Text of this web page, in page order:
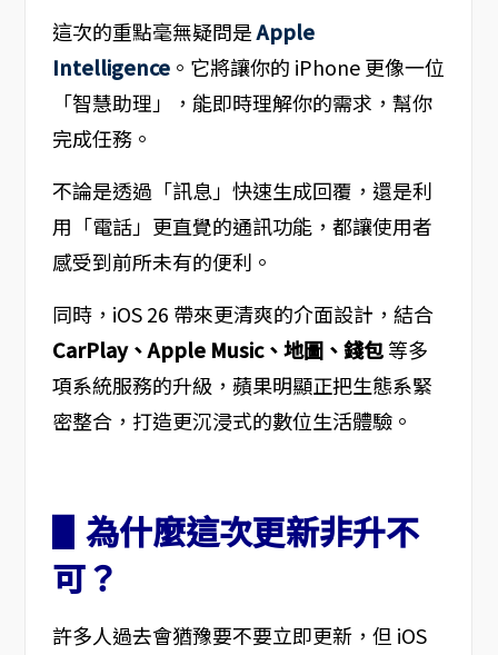
這次的重點毫無疑問是Apple
Intelligence。它將讓你的 iPhone 更像一位
「智慧助理」，能即時理解你的需求，幫你
完成任務。
不論是透過「訊息」快速生成回覆，還是利
用「電話」更直覺的通訊功能，都讓使用者
感受到前所未有的便利。
同時，iOS 26 帶來更清爽的介面設計，結合
CarPlay、Apple Music、地圖、錢包等多
項系統服務的升級，蘋果明顯正把生態系緊
密整合，打造更沉浸式的數位生活體驗。
▋為什麼這次更新非升不
可？
許多人過去會猶豫要不要立即更新，但 iOS